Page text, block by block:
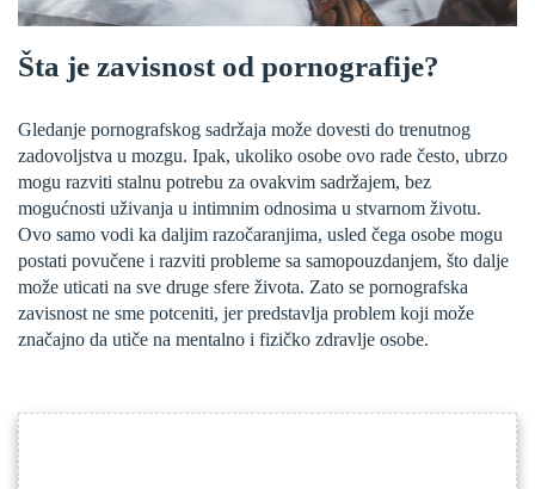
Šta je zavisnost od pornografije?
Gledanje pornografskog sadržaja može dovesti do trenutnog
zadovoljstva u mozgu. Ipak, ukoliko osobe ovo rade često, ubrzo
mogu razviti stalnu potrebu za ovakvim sadržajem, bez
mogućnosti uživanja u intimnim odnosima u stvarnom životu.
Ovo samo vodi ka daljim razočaranjima, usled čega osobe mogu
postati povučene i razviti probleme sa samopouzdanjem, što dalje
može uticati na sve druge sfere života. Zato se pornografska
zavisnost ne sme potceniti, jer predstavlja problem koji može
značajno da utiče na mentalno i fizičko zdravlje osobe.